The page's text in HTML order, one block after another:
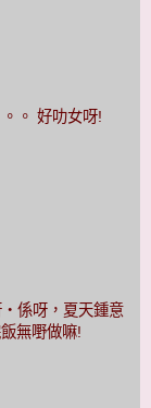
。 好叻女呀!
‧係呀，夏天鍾意
無嘢做嘛!